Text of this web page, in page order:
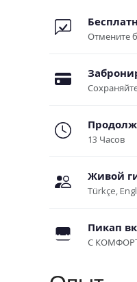
Отмените
13 Часов
Живой
Türkçe,
Пикап
С